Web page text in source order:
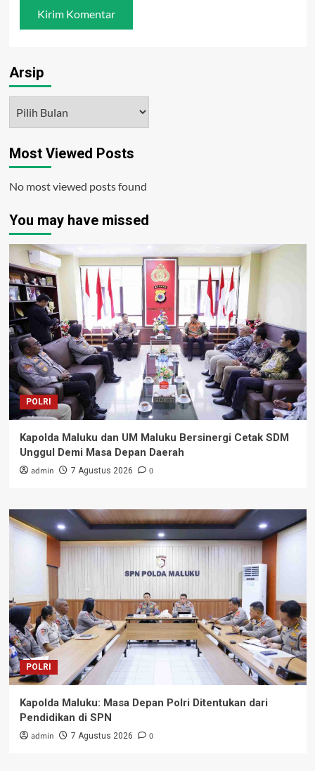
Arsip
Most Viewed Posts
No most viewed posts found
You may have missed
POLRI
Kapolda Maluku dan UM Maluku Bersinergi Cetak SDM
Unggul Demi Masa Depan Daerah
admin 7 Agustus 2026 0
POLRI
Kapolda Maluku: Masa Depan Polri Ditentukan dari
Pendidikan di SPN
admin 7 Agustus 2026 0